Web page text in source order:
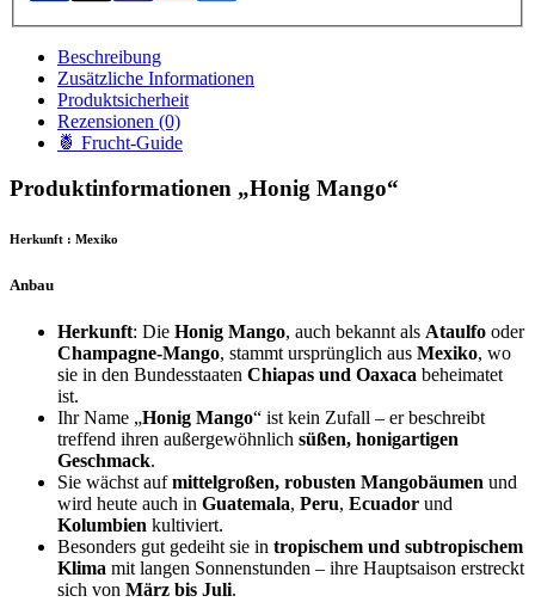
Beschreibung
Zusätzliche Informationen
Produktsicherheit
Rezensionen (0)
🍍 Frucht-Guide
Produktinformationen „Honig Mango“
Herkunft : Mexiko
Anbau
Herkunft: Die Honig Mango, auch bekannt als Ataulfo oder
Champagne-Mango, stammt ursprünglich aus Mexiko, wo
sie in den Bundesstaaten Chiapas und Oaxaca beheimatet
ist.
Ihr Name „Honig Mango“ ist kein Zufall – er beschreibt
treffend ihren außergewöhnlich süßen, honigartigen
Geschmack.
Sie wächst aufmittelgroßen, robusten Mangobäumen und
wird heute auch in Guatemala, Peru, Ecuador und
Kolumbien kultiviert.
Besonders gut gedeiht sie in tropischem und subtropischem
Klima mit langen Sonnenstunden – ihre Hauptsaison erstreckt
sich von März bis Juli.